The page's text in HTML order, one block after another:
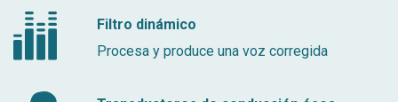
Filtro dinámico
Procesa y produce una voz corregida